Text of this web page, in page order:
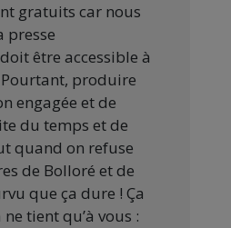
gratuits car nous
presse
être accessible à
produire
engagée et de
du temps et de
quand on refuse
de Bolloré et de
que ça dure ! Ça
tient qu’à vous :